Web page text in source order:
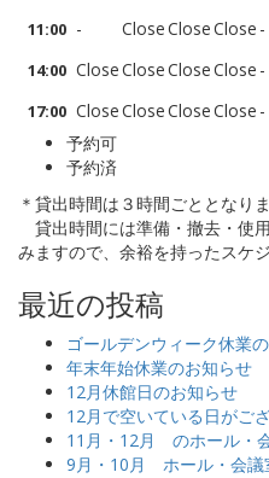
11:00 - CloseCloseClose -
14:00 CloseCloseCloseClose -
17:00 CloseCloseCloseClose -
予約可
予約済
＊貸出時間は３時間ごととなりま
貸出時間には準備・撤去・使
みますので、余裕を持ったスケ
最近の投稿
ゴールデンウィーク休業
年末年始休業のお知らせ
12月休館日のお知らせ
12月で空いている日がご
11月・12月 のホール・
9月・10月 ホール・会議